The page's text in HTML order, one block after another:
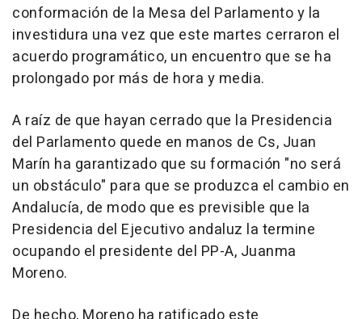
conformación de la Mesa del Parlamento y la
investidura una vez que este martes cerraron el
acuerdo programático, un encuentro que se ha
prolongado por más de hora y media.
A raíz de que hayan cerrado que la Presidencia
del Parlamento quede en manos de Cs, Juan
Marín ha garantizado que su formación "no será
un obstáculo" para que se produzca el cambio en
Andalucía, de modo que es previsible que la
Presidencia del Ejecutivo andaluz la termine
ocupando el presidente del PP-A, Juanma
Moreno.